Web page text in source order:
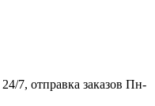
24/7, отправка заказов Пн-